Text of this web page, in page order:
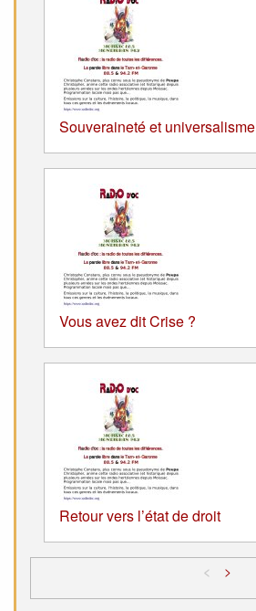
Souveraineté et universalisme
Vous avez dit Crise ?
Retour vers l’état de droit
< >